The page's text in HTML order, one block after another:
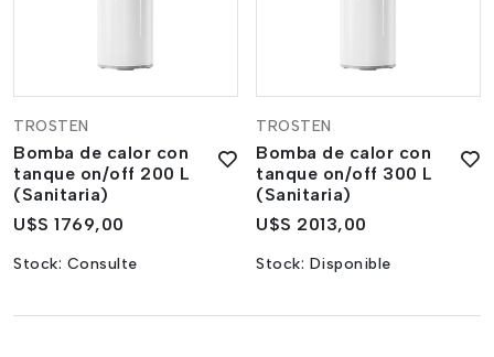
TROSTEN
Bomba de calor con
tanque on/off 200 L
(Sanitaria)
U$S 1769,00
Stock: Consulte
TROSTEN
Bomba de calor con
tanque on/off 300 L
(Sanitaria)
U$S 2013,00
Stock: Disponible